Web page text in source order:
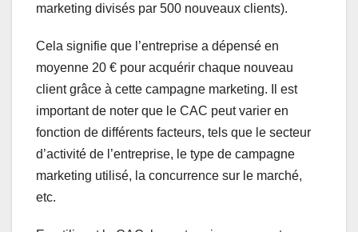
marketing divisés par 500 nouveaux clients).
Cela signifie que l’entreprise a dépensé en
moyenne 20 € pour acquérir chaque nouveau
client grâce à cette campagne marketing. Il est
important de noter que le CAC peut varier en
fonction de différents facteurs, tels que le secteur
d’activité de l’entreprise, le type de campagne
marketing utilisé, la concurrence sur le marché,
etc.